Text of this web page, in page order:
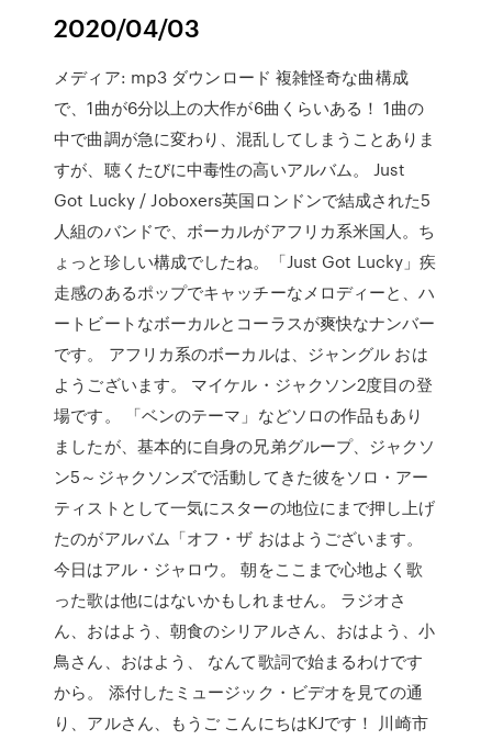
2020/04/03
メディア: mp3 ダウンロード 複雑怪奇な曲構成
で、1曲が6分以上の大作が6曲くらいある！ 1曲の
中で曲調が急に変わり、混乱してしまうことありま
すが、聴くたびに中毒性の高いアルバム。 Just
Got Lucky / Joboxers英国ロンドンで結成された5
人組のバンドで、ボーカルがアフリカ系米国人。ち
ょっと珍しい構成でしたね。「Just Got Lucky」疾
走感のあるポップでキャッチーなメロディーと、ハ
ートビートなボーカルとコーラスが爽快なナンバー
です。 アフリカ系のボーカルは、ジャングル おは
ようございます。 マイケル・ジャクソン2度目の登
場です。 「ベンのテーマ」などソロの作品もあり
ましたが、基本的に自身の兄弟グループ、ジャクソ
ン5～ジャクソンズで活動してきた彼をソロ・アー
ティストとして一気にスターの地位にまで押し上げ
たのがアルバム「オフ・ザ おはようございます。
今日はアル・ジャロウ。 朝をここまで心地よく歌
った歌は他にはないかもしれません。 ラジオさ
ん、おはよう、朝食のシリアルさん、おはよう、小
鳥さん、おはよう、 なんて歌詞で始まるわけです
から。 添付したミュージック・ビデオを見ての通
り、アルさん、もうご こんにちはKJです！ 川崎市